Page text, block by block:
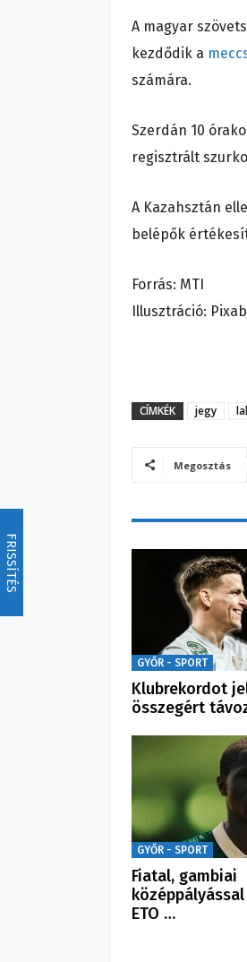
FRISSÍTÉS
A magyar
kezdődik a
számára.
Szerdán 10
regisztrált
A Kazahsztán
belépők
Forrás: MTI
Illusztráció:
CÍMKÉK jegy
Megosztás
GYŐR - SPORT
Klubrekordot
összegért
GYŐR - SPORT
Fiatal, gambiai
ETO …